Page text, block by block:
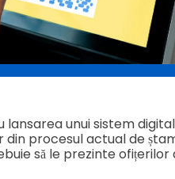
unui sistem
procesul actual de
să le prezinte